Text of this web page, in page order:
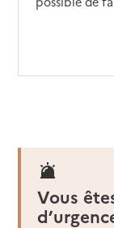
Vous